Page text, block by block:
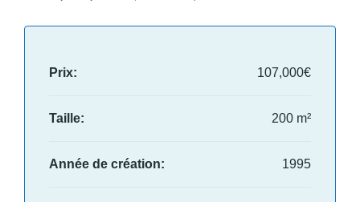
Prix: 107,000€
Taille: 200 m²
Année de création: 1995